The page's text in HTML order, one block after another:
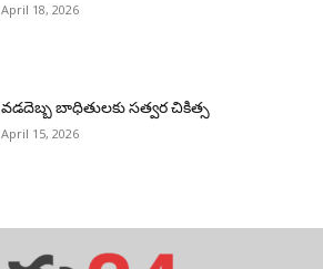
April 18, 2026
వడదెబ్బ బాధితులకు సత్వర చికిత్స
April 15, 2026